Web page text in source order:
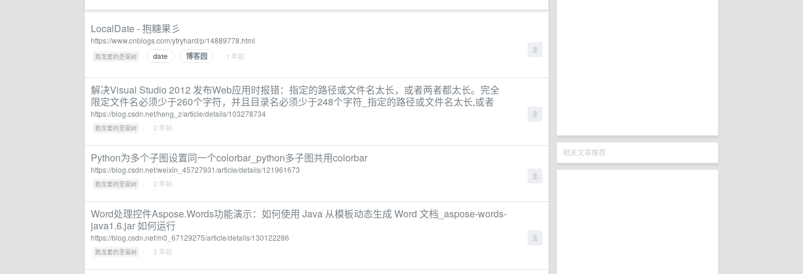
相关文章推荐
LocalDate - 抱糖果彡
https://www.cnblogs.com/ytryhard/p/14889778.html
跑龙套的圣诞树 · date 博客园 · 1 年前
解决Visual Studio 2012 发布Web应用时报错：指定的路径或文件名太长，或者两者都太长。完全
限定文件名必须少于260个字符，并且目录名必须少于248个字符_指定的路径或文件名太长,或者
https://blog.csdn.net/heng_z/article/details/103278734
跑龙套的圣诞树 · · 2 年前
Python为多个子图设置同一个colorbar_python多子图共用colorbar
https://blog.csdn.net/weixin_45727931/article/details/121961673
跑龙套的圣诞树 · · 2 年前
Word处理控件Aspose.Words功能演示：如何使用 Java 从模板动态生成 Word 文档_aspose-words-
java1.6.jar 如何运行
https://blog.csdn.net/m0_67129275/article/details/130122286
跑龙套的圣诞树 · · 2 年前